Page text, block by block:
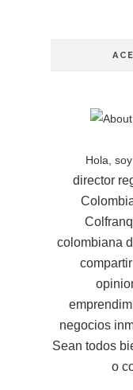
Hola,
director
colombiana
negocios
Sean todos
o